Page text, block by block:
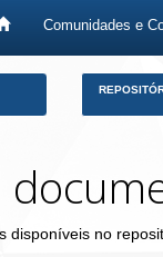
Comunidades e
disponíveis no